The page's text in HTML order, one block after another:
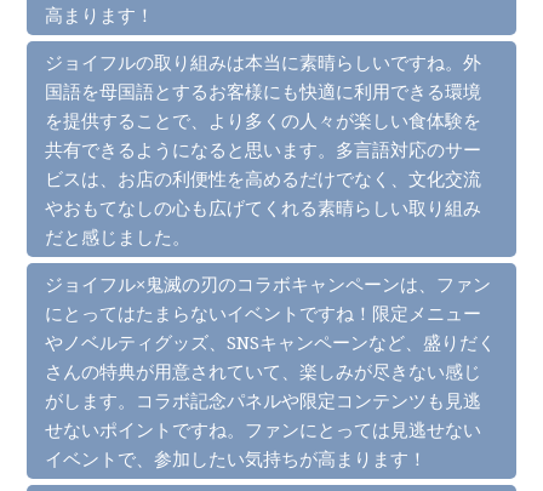
高まります！
ジョイフルの取り組みは本当に素晴らしいですね。外
国語を母国語とするお客様にも快適に利用できる環境
を提供することで、より多くの人々が楽しい食体験を
共有できるようになると思います。多言語対応のサー
ビスは、お店の利便性を高めるだけでなく、文化交流
やおもてなしの心も広げてくれる素晴らしい取り組み
だと感じました。
ジョイフル×鬼滅の刃のコラボキャンペーンは、ファン
にとってはたまらないイベントですね！限定メニュー
やノベルティグッズ、SNSキャンペーンなど、盛りだく
さんの特典が用意されていて、楽しみが尽きない感じ
がします。コラボ記念パネルや限定コンテンツも見逃
せないポイントですね。ファンにとっては見逃せない
イベントで、参加したい気持ちが高まります！